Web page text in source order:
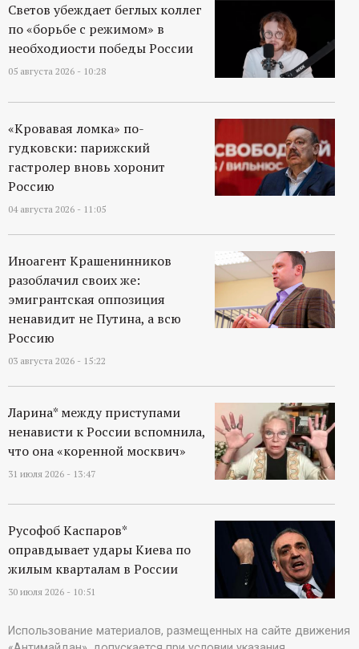
а
л
Светов убеждает беглых коллег
по «борьбе с режимом» в
необходиости победы России
05 августа 2026 - 10:28
«Кровавая ломка» по-
гудковски: парижский
гастролер вновь хоронит
Россию
04 августа 2026 - 11:05
Иноагент Крашенинников
разоблачил своих же:
эмигрантская оппозиция
ненавидит не Путина, а всю
Россию
03 августа 2026 - 15:22
Ларина* между приступами
ненависти к России вспомнила,
что она «коренной москвич»
31 июля 2026 - 13:47
Русофоб Каспаров*
оправдывает удары Киева по
жилым кварталам в России
30 июля 2026 - 10:51
Использование материалов, размещенных на сайте движения